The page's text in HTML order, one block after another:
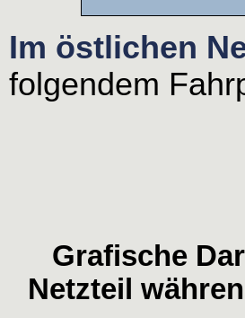
Im östlichen
folgendem
Grafische
Netzteil